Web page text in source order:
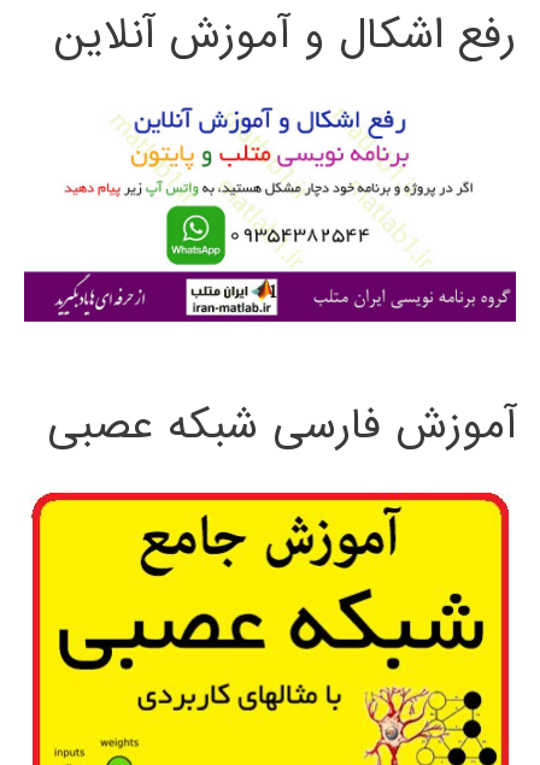
ج
ی
رفع اشکال و آموزش آنلاین
آموزش فارسی شبکه عصبی